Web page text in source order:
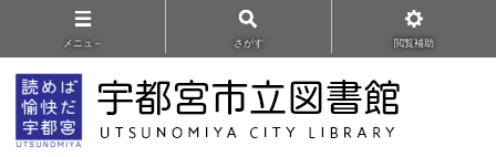
メニュ－ さがす 閲覧補助